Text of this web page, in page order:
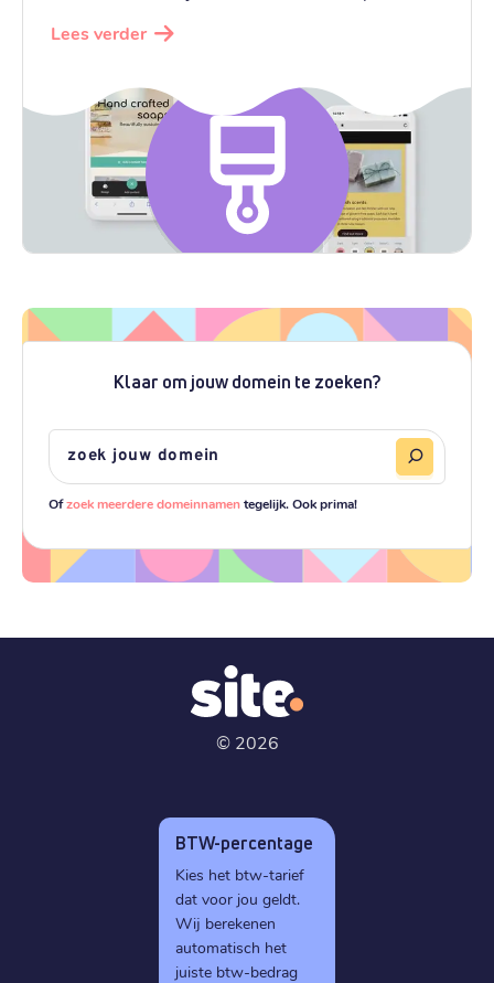
Lees verder
Klaar om jouw domein te zoeken?
Ofzoek meerdere domeinnamentegelijk. Ook prima!
© 2026
BTW-percentage
Kies het btw-tarief
dat voor jou geldt.
Wij berekenen
automatisch het
juiste btw-bedrag